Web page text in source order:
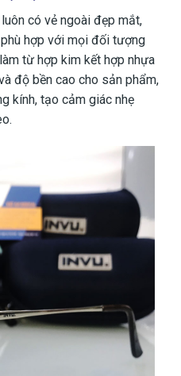
có vẻ ngoài đẹp mắt,
hợp với mọi đối tượng
từ hợp kim kết hợp nhựa
độ bền cao cho sản phẩm,
kính, tạo cảm giác nhẹ